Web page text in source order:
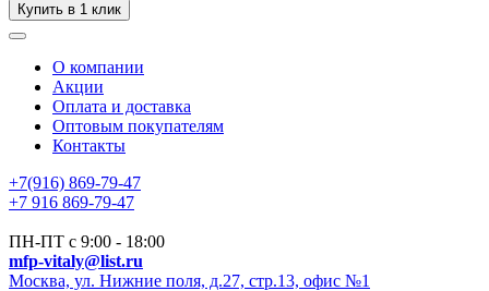
Купить в 1 клик
О компании
Акции
Оплата и доставка
Оптовым покупателям
Контакты
+7(916) 869-79-47
+7 916 869-79-47
ПН-ПТ с 9:00 - 18:00
mfp-vitaly@list.ru
Москва, ул. Нижние поля, д.27, стр.13, офис №1